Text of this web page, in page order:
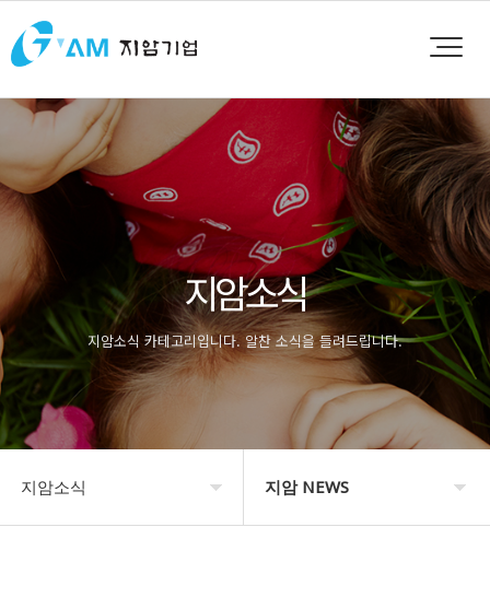
지암소식
지암소식 카테고리입니다. 알찬 소식을 들려드립니다.
지암소식 지암 NEWS